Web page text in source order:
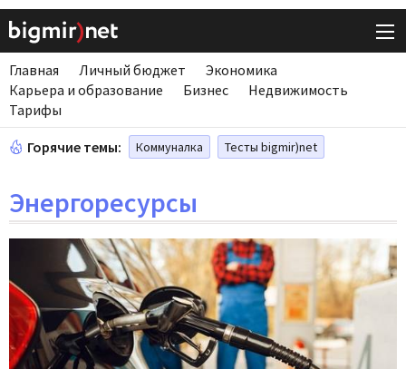
Главная Личный бюджет
Экономика
Карьера и образование
Бизнес
Недвижимость
Тарифы
Горячие темы: Коммуналка Тесты bigmir)net
Энергоресурсы